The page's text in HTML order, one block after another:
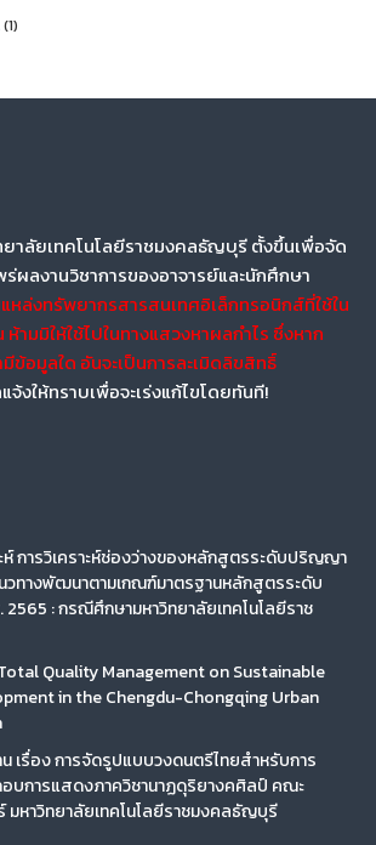
(1)
ลัยเทคโนโลยีราชมงคลธัญบุรี ตั้งขึ้นเพื่อจัด
ร่ผลงานวิชาการของอาจารย์และนักศึกษา
หล่งทรัพยากรสารสนเทศอิเล็กทรอนิกส์ที่ใช้ใน
ามมิให้ใช้ไปในทางแสวงหาผลกำไร ซึ่งหาก
ข้อมูลใด อันจะเป็นการละเมิดลิขสิทธิ์
จ้งให้ทราบเพื่อจะเร่งแก้ไขโดยทันที!
ห์ การวิเคราะห์ช่องว่างของหลักสูตรระดับปริญญา
วทางพัฒนาตามเกณฑ์มาตรฐานหลักสูตรระดับ
: กรณีศึกษามหาวิทยาลัยเทคโนโลยีราช
Quality Management on Sustainable
in the Chengdu-Chongqing Urban
เรื่อง การจัดรูปแบบวงดนตรีไทยสำหรับการ
อบการแสดงภาควิชานาฏดุริยางคศิลป์ คณะ
หาวิทยาลัยเทคโนโลยีราชมงคลธัญบุรี